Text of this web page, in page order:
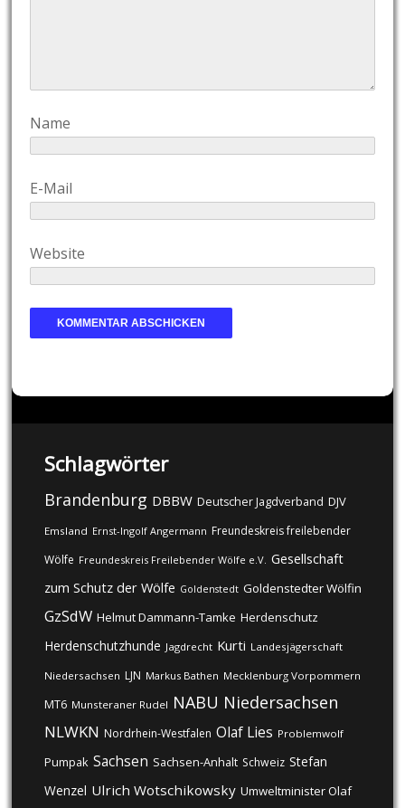
Name
E-Mail
Website
Schlagwörter
Brandenburg DBBW Deutscher Jagdverband DJV
Emsland Ernst-Ingolf Angermann Freundeskreis freilebender
Wölfe Freundeskreis Freilebender Wölfe e.V. Gesellschaft
zum Schutz der Wölfe Goldenstedt Goldenstedter Wölfin
GzSdW Helmut Dammann-Tamke Herdenschutz
Herdenschutzhunde Jagdrecht Kurti Landesjägerschaft
Niedersachsen LJN Markus Bathen Mecklenburg Vorpommern
MT6 Munsteraner Rudel NABU Niedersachsen
NLWKN Nordrhein-Westfalen Olaf Lies Problemwolf
Pumpak Sachsen Sachsen-Anhalt Schweiz Stefan
Wenzel Ulrich Wotschikowsky Umweltminister Olaf